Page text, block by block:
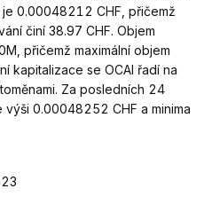
je 0.00048212 CHF, přičemž
činí 38.97 CHF. Objem
přičemž maximální objem
kapitalizace se OCAI řadí na
Za posledních 24
výši 0.00048252 CHF a minima